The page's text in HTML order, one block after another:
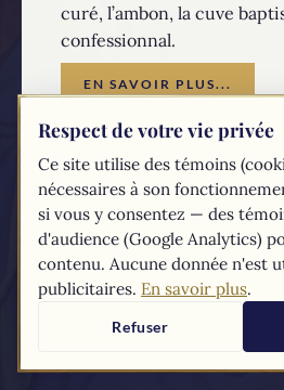
curé, l’ambon, la cuve
confessionnal.
EN SAVOIR PLUS...
Les textes duCompendiumdu catéchisme
tirés du site du Vatican
Respect de votre vie privée
Ce site utilise des témoins
nécessaires à son
si vous y consentez — des
d'audience (Google Analytics)
contenu. Aucune donnée n'est
publicitaires. En savoir plus.
Refuser